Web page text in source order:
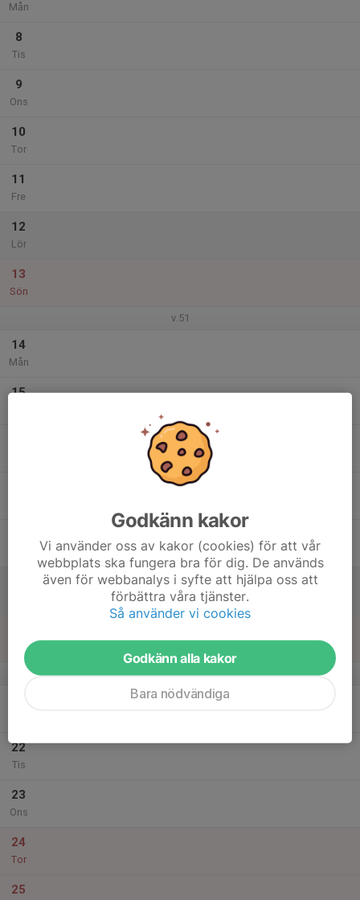
Mån
8
Tis
9
Ons
10
Tor
11
Fre
12
Lör
13
Sön
v.51
14
Mån
15
Sön
v.52
22
Tis
23
Ons
24
Tor
25
Godkänn kakor
Vi använder oss av kakor (cookies) för att vår
webbplats ska fungera bra för dig. De används
även för webbanalys i syfte att hjälpa oss att
förbättra våra tjänster.
Så använder vi cookies
Godkänn alla kakor
Bara nödvändiga